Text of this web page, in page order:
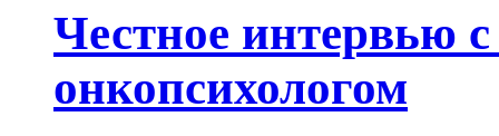
Честное интервью
онкопсихологом